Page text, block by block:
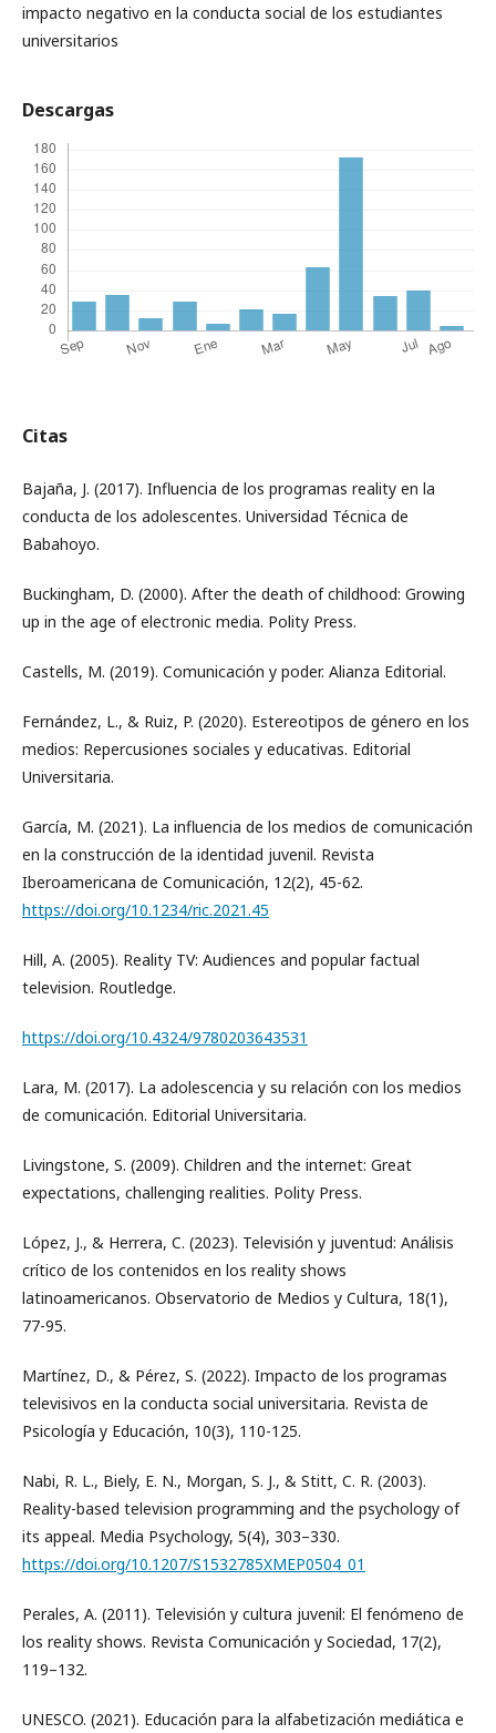
impacto negativo en la conducta social de los estudiantes
universitarios
Descargas
Citas
Bajaña, J. (2017). Influencia de los programas reality en la
conducta de los adolescentes. Universidad Técnica de
Babahoyo.
Buckingham, D. (2000). After the death of childhood: Growing
up in the age of electronic media. Polity Press.
Castells, M. (2019). Comunicación y poder. Alianza Editorial.
Fernández, L., & Ruiz, P. (2020). Estereotipos de género en los
medios: Repercusiones sociales y educativas. Editorial
Universitaria.
García, M. (2021). La influencia de los medios de comunicación
en la construcción de la identidad juvenil. Revista
Iberoamericana de Comunicación, 12(2), 45-62.
https://doi.org/10.1234/ric.2021.45
Hill, A. (2005). Reality TV: Audiences and popular factual
television. Routledge.
https://doi.org/10.4324/9780203643531
Lara, M. (2017). La adolescencia y su relación con los medios
de comunicación. Editorial Universitaria.
Livingstone, S. (2009). Children and the internet: Great
expectations, challenging realities. Polity Press.
López, J., & Herrera, C. (2023). Televisión y juventud: Análisis
crítico de los contenidos en los reality shows
latinoamericanos. Observatorio de Medios y Cultura, 18(1),
77-95.
Martínez, D., & Pérez, S. (2022). Impacto de los programas
televisivos en la conducta social universitaria. Revista de
Psicología y Educación, 10(3), 110-125.
Nabi, R. L., Biely, E. N., Morgan, S. J., & Stitt, C. R. (2003).
Reality-based television programming and the psychology of
its appeal. Media Psychology, 5(4), 303–330.
https://doi.org/10.1207/S1532785XMEP0504_01
Perales, A. (2011). Televisión y cultura juvenil: El fenómeno de
los reality shows. Revista Comunicación y Sociedad, 17(2),
119–132.
UNESCO. (2021). Educación para la alfabetización mediática e